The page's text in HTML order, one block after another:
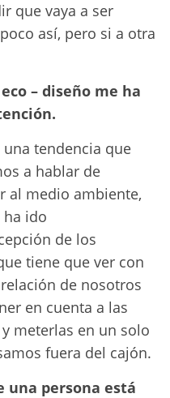
que vaya a ser
así, pero si a otra
– diseño me ha
una tendencia que
a hablar de
al medio ambiente,
ha ido
de los
tiene que ver con
de nosotros
en cuenta a las
meterlas en un solo
fuera del cajón.
una persona está